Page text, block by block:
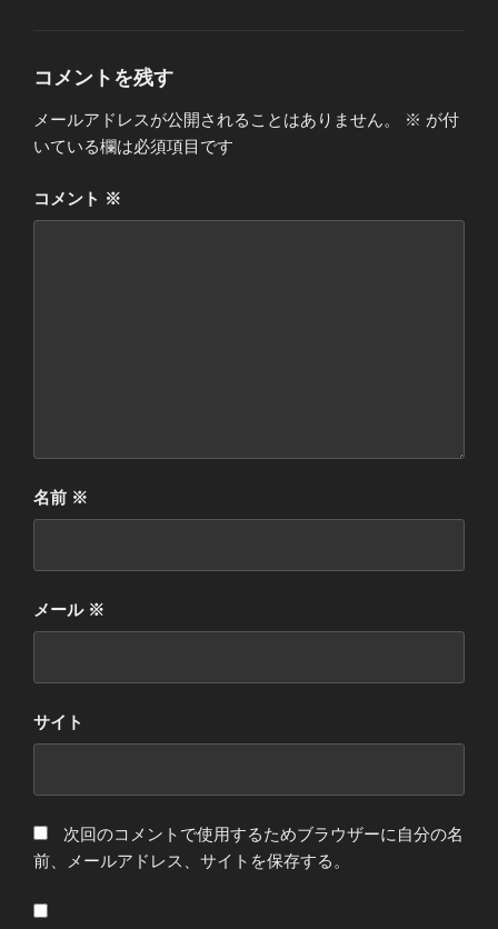
コメントを残す
メールアドレスが公開されることはありません。 ※ が付
いている欄は必須項目です
コメント ※
名前 ※
メール ※
サイト
次回のコメントで使用するためブラウザーに自分の名
前、メールアドレス、サイトを保存する。